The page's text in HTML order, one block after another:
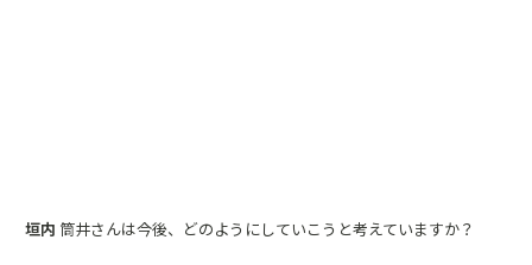
垣内 筒井さんは今後、どのようにしていこうと考えていますか？